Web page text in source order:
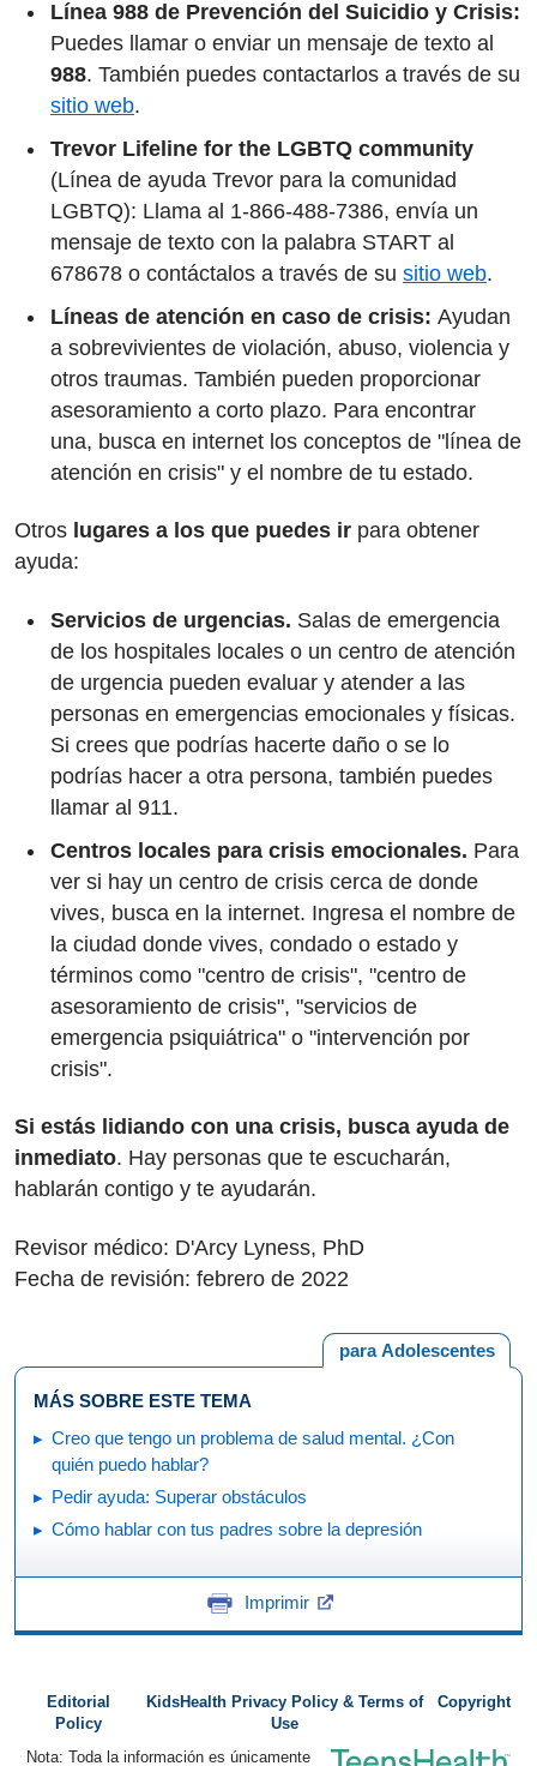
Línea 988 de Prevención del Suicidio y Crisis:
Puedes llamar o enviar un mensaje de texto al
988. También puedes contactarlos a través de su
sitio web.
Trevor Lifeline for the LGBTQ community
(Línea de ayuda Trevor para la comunidad
LGBTQ): Llama al 1-866-488-7386, envía un
mensaje de texto con la palabra START al
678678 o contáctalos a través de su sitio web.
Líneas de atención en caso de crisis: Ayudan
a sobrevivientes de violación, abuso, violencia y
otros traumas. También pueden proporcionar
asesoramiento a corto plazo. Para encontrar
una, busca en internet los conceptos de "línea de
atención en crisis" y el nombre de tu estado.
Otros lugares a los que puedes ir para obtener
ayuda:
Servicios de urgencias. Salas de emergencia
de los hospitales locales o un centro de atención
de urgencia pueden evaluar y atender a las
personas en emergencias emocionales y físicas.
Si crees que podrías hacerte daño o se lo
podrías hacer a otra persona, también puedes
llamar al 911.
Centros locales para crisis emocionales. Para
ver si hay un centro de crisis cerca de donde
vives, busca en la internet. Ingresa el nombre de
la ciudad donde vives, condado o estado y
términos como "centro de crisis", "centro de
asesoramiento de crisis", "servicios de
emergencia psiquiátrica" o "intervención por
crisis".
Si estás lidiando con una crisis, busca ayuda de
inmediato. Hay personas que te escucharán,
hablarán contigo y te ayudarán.
Revisor médico: D'Arcy Lyness, PhD
Fecha de revisión: febrero de 2022
para Adolescentes
MÁS SOBRE ESTE TEMA
Creo que tengo un problema de salud mental. ¿Con
quién puedo hablar?
Pedir ayuda: Superar obstáculos
Cómo hablar con tus padres sobre la depresión
Imprimir
Editorial
Policy
KidsHealth Privacy Policy & Terms of
Use
Copyright
Nota: Toda la información es únicamente